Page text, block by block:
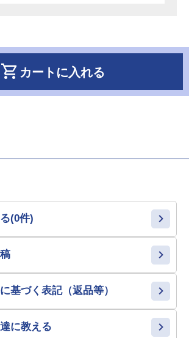
shopping_cart カートに入れる
(0件)
基づく表記（返品等）
に教える